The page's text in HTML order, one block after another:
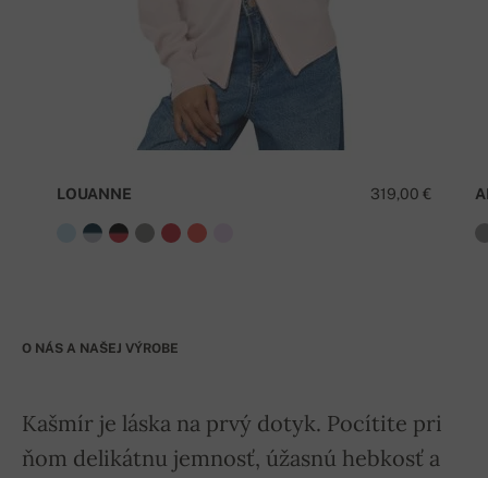
319,00 €
LOUANNE
O NÁS A NAŠEJ VÝROBE
Kašmír je láska na prvý dotyk. Pocítite pri
ňom delikátnu jemnosť, úžasnú hebkosť a